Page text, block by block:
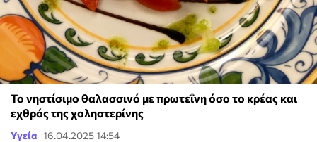
Το νηστίσιμο θαλασσινό με πρωτεΐνη όσο το κρέας και
εχθρός της χοληστερίνης
Υγεία 16.04.2025 14:54